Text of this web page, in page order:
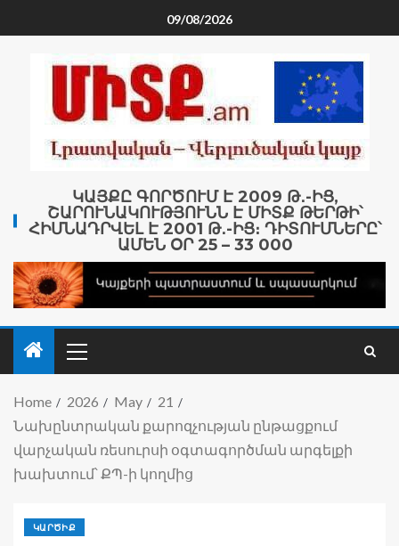
09/08/2026
ԿԱՅՔԸ ԳՈՐԾՈՒՄ Է 2009 Թ․-ԻՑ,
ՇԱՐՈՒՆԱԿՈՒԹՅՈՒՆՆ Է ՄԻՏՔ ԹԵՐԹԻ՝
ՀԻՄՆԱԴՐՎԵԼ Է 2001 Թ․-ԻՑ։ ԴԻՏՈՒՄՆԵՐԸ՝
ԱՄԵՆ ՕՐ 25 – 33 000
Home 2026 May
21
Նախընտրական քարոզչության ընթացքում
վարչական ռեսուրսի օգտագործման արգելքի
խախտում՝ ՔՊ-ի կողմից
ԿԱՐԾԻՔ